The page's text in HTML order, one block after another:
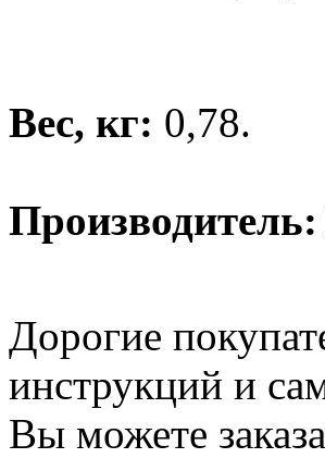
Вес, кг: 0,78.
Производитель:
Дорогие
инструкций и
Вы можете